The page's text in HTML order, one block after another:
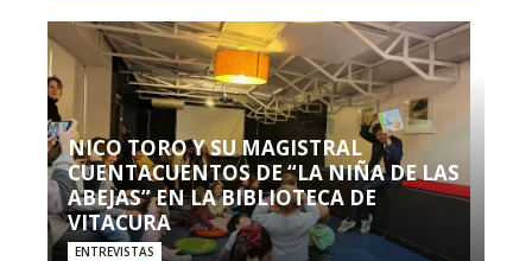
NICO TORO Y SU MAGISTRAL
CUENTACUENTOS DE “LA NIÑA DE LAS
ABEJAS” EN LA BIBLIOTECA DE
VITACURA
ENTREVISTAS